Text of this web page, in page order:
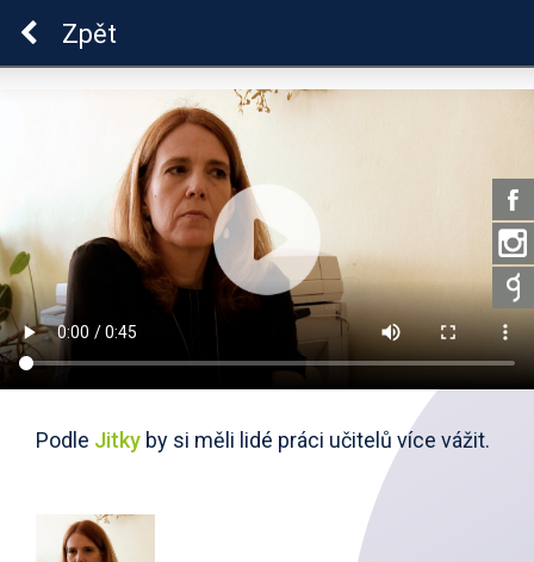
Zpět
Podle Jitky by si měli lidé práci učitelů více vážit.